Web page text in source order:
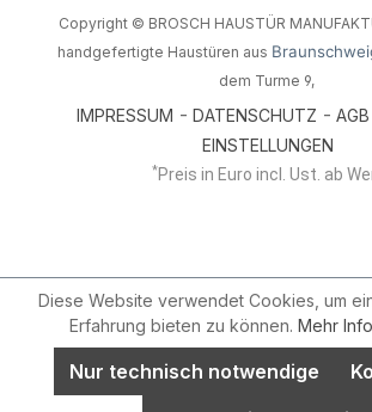
Copyright © BROSCH HAUSTÜR
handgefertigte Haustüren aus
dem Turme 9,
IMPRESSUM - DATENSCHUTZ - AGB
EINSTELLUNGEN
*Preis in Euro incl. Ust. ab
Diese Website verwendet Cookies, um
Erfahrung bieten zu können. Mehr
Nur technisch notwendige